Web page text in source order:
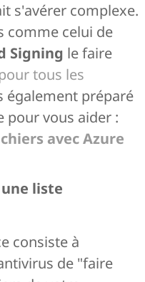
s'avérer complexe.
comme celui de
Signing le faire
tous les
également préparé
pour vous aider :
avec Azure
liste
consiste à
de "faire